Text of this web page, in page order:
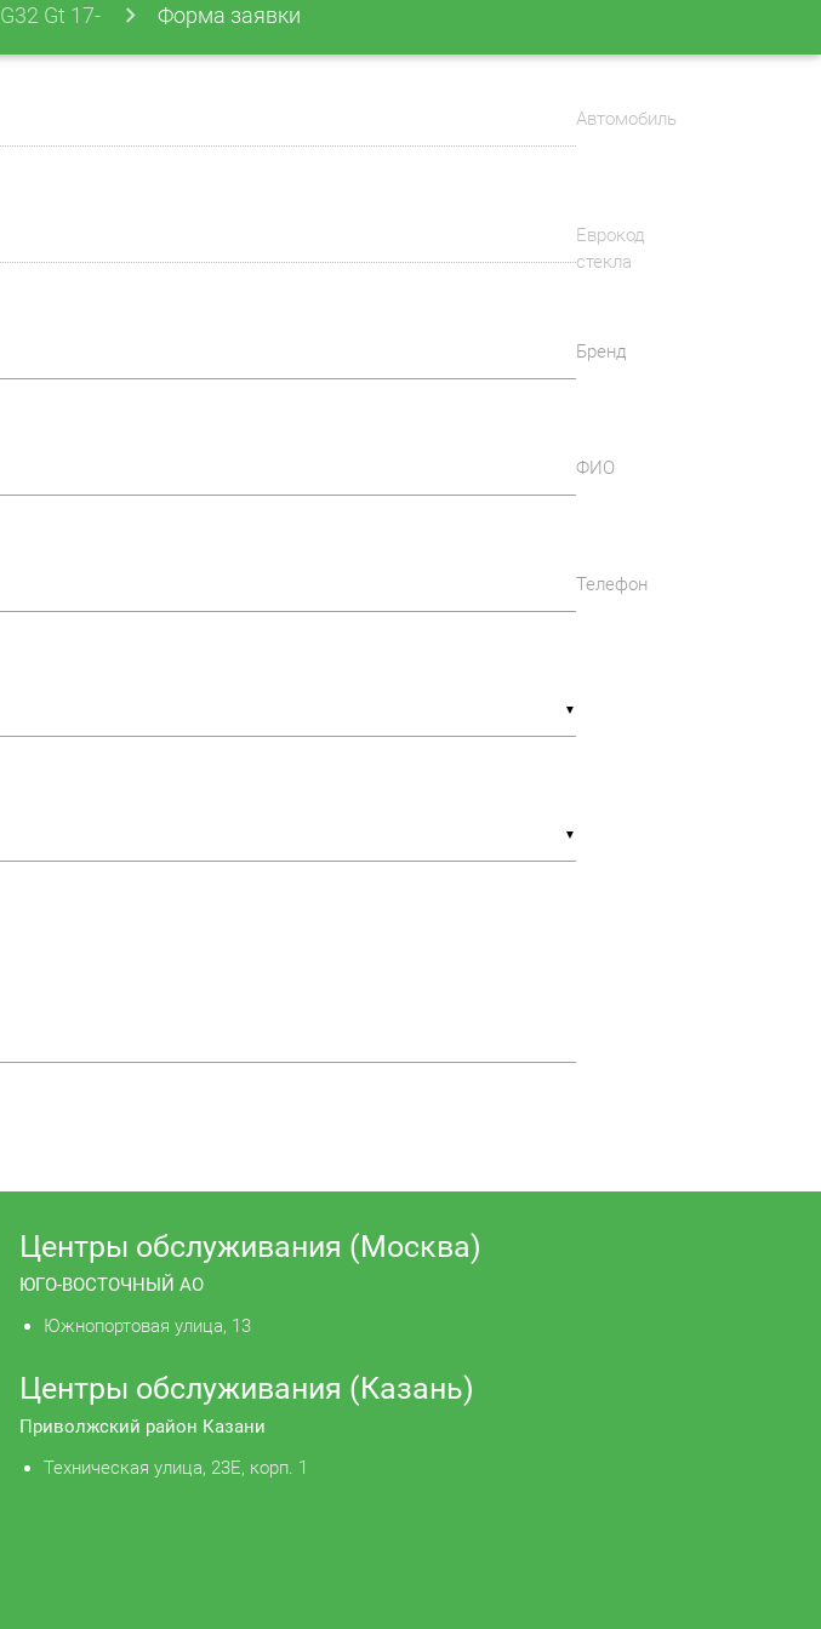
G32 Gt 17- Форма заявки
Автомобиль
Еврокод
стекла
Бренд
ФИО
Телефон
▼
▼
Центры обслуживания (Москва)
ЮГО-ВОСТОЧНЫЙ АО
Южнопортовая улица, 13
Центры обслуживания (Казань)
Приволжский район Казани
Техническая улица, 23Е, корп. 1